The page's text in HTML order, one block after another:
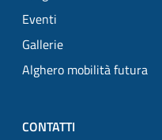
Eventi
Gallerie
Alghero mobilità futura
CONTATTI